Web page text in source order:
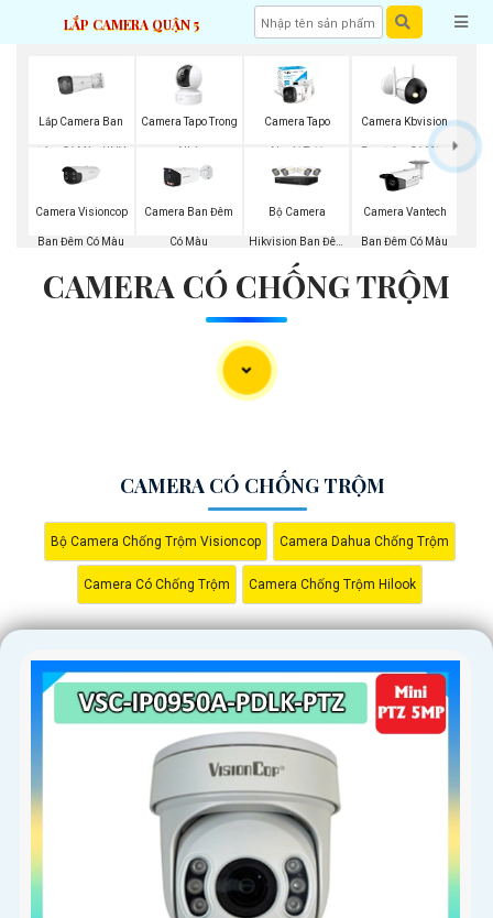
LẮP CAMERA QUẬN 5
Lắp Camera Ban
Đêm Có Màu UNV
Camera Tapo Trong
Nhà
Camera Tapo
Ngoài Trời
Camera Kbvision
Ban Đêm Có Màu
Camera Visioncop
Ban Đêm Có Màu
Camera Ban Đêm
Có Màu
Bộ Camera
Hikvision Ban Đêm
Có Màu
Camera Vantech
Ban Đêm Có Màu
CAMERA CÓ CHỐNG TRỘM
CAMERA CÓ CHỐNG TRỘM
Bộ Camera Chống Trộm Visioncop Camera Dahua Chống Trộm
Camera Có Chống Trộm Camera Chống Trộm Hilook